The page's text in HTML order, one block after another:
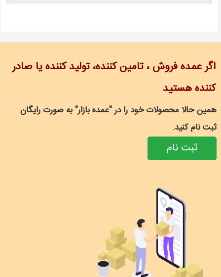
اگر عمده فروش ، تامین کننده، تولید کننده یا صادر
کننده هستید
همین حالا محصولات خود را در "عمده بازار" به صورت رایگان
ثبت نام کنید.
ثبت نام